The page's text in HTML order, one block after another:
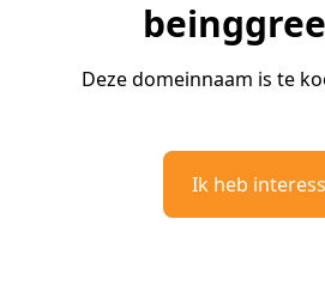
Deze domeinnaam is te
Ik heb